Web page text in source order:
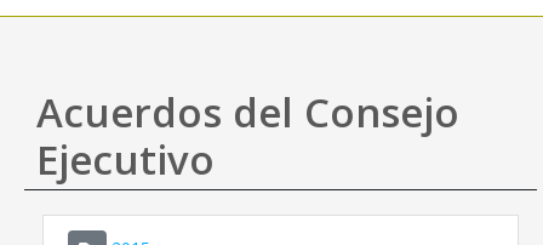
Utilidades
Mapa web
Ayuda
Acuerdos del Consejo
Ejecutivo